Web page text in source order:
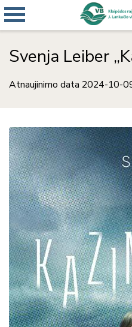
Svenja Leiber
Atnaujinimo data 2024-10-